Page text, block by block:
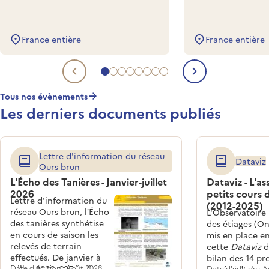
Aller à l'evénement à venir 1
Aller à l'evénement à venir 2
Aller à l'evénement à venir 3
Aller à l'evénement à venir 4
Aller à l'evénement à venir 5
Aller à l'evénement à venir 6
Aller à l'evénement à venir
Aller à l'evénement à
France entière France entière
Evénement à venir
Tous nos évènements
Les derniers documents publiés
L'Écho des Tanières - Janvier-juillet
2026
Lettre d'information du réseau
Ours brun
Lettre d'information du
réseau Ours brun, l’Écho
des tanières synthétise
en cours de saison les
relevés de terrain
effectués. De janvier à
Dataviz -
petits cours
(2012-2025)
Dataviz
des étiages
mis en place
cette Dataviz
bilan des 14